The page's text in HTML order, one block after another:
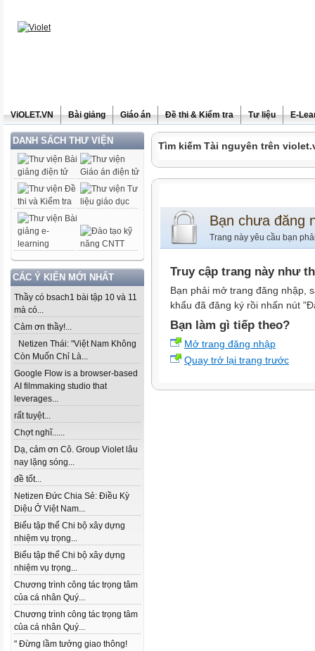
ViOLET.VN Bài giảng Giáo án Đề thi & Kiểm tra Tư liệu E-
DANH SÁCH THƯ VIỆN
CÁC Ý KIẾN MỚI NHẤT
Thầy có bsach1 bài tập 10 và 11
mà có...
Cảm ơn thầy!...
Netizen Thái: "Việt Nam Không
Còn Muốn Chỉ Là...
Google Flow is a browser-based
AI filmmaking studio that
leverages...
rất tuyệt...
Chợt nghĩ......
Dạ, cảm ơn Cô. Group Violet lâu
nay lặng sóng...
đề tốt...
Netizen Đức Chia Sẻ: Điều Kỳ
Diệu Ở Việt Nam...
Biểu tập thể Chi bộ xây dựng
nhiệm vụ trọng...
Biểu tập thể Chi bộ xây dựng
nhiệm vụ trọng...
Chương trình công tác trọng tâm
của cá nhân Quý...
Chương trình công tác trọng tâm
của cá nhân Quý...
" Đừng lầm tưởng giao thông!
Tìm kiếm Tài nguyên trên
Bạn chưa đăng
Trang này yêu cầu bạn
Truy cập trang này như
Bạn phải mở trang đăng nhập,
khẩu đã đăng ký rồi nhấn nút
Bạn làm gì tiếp theo?
Mở trang đăng nhập
Quay trở lại trang trước